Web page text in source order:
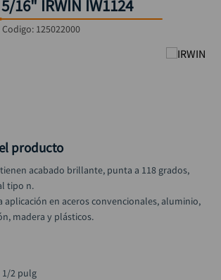
16" IRWIN IW1124
Codigo: 125022000
producto
acabado brillante, punta a 118 grados,
tipo n.
aplicación en aceros convencionales, aluminio,
madera y plásticos.
1/2 pulg